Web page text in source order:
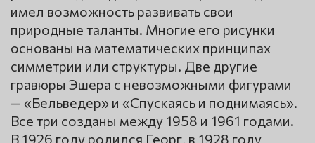
имел возможность развивать свои
природные таланты. Многие его рисунки
основаны на математических принципах
симметрии или структуры. Две другие
гравюры Эшера с невозможными фигурами
— «Бельведер» и «Спускаясь и поднимаясь».
Все три созданы между 1958 и 1961 годами.
В 1926 году родился Георг, в 1928 году